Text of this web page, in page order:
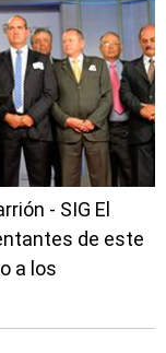
- SIG El
de este
a los